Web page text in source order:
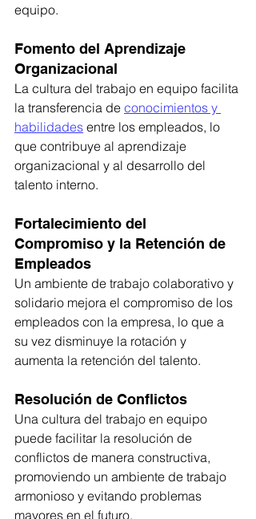
equipo.
Fomento del Aprendizaje
Organizacional
La cultura del trabajo en equipo facilita
la transferencia de conocimientos y
habilidades entre los empleados, lo
que contribuye al aprendizaje
organizacional y al desarrollo del
talento interno.
Fortalecimiento del
Compromiso y la Retención de
Empleados
Un ambiente de trabajo colaborativo y
solidario mejora el compromiso de los
empleados con la empresa, lo que a
su vez disminuye la rotación y
aumenta la retención del talento.
Resolución de Conflictos
Una cultura del trabajo en equipo
puede facilitar la resolución de
conflictos de manera constructiva,
promoviendo un ambiente de trabajo
armonioso y evitando problemas
mayores en el futuro.